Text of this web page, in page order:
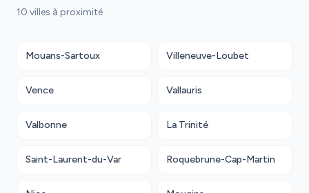
10 villes à proximité
Mouans-Sartoux Villeneuve-Loubet
Vence Vallauris
Valbonne La Trinité
Saint-Laurent-du-Var Roquebrune-Cap-Martin